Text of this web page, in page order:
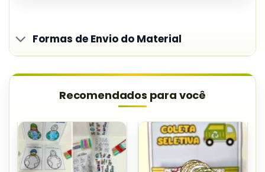
Formas de Envio do Material
Recomendados para você